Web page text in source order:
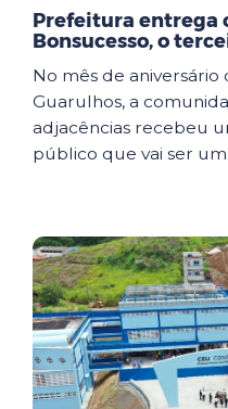
Prefeitura entrega
Bonsucesso, o
No mês de aniversário
Guarulhos, a
adjacências recebeu
público que vai ser um